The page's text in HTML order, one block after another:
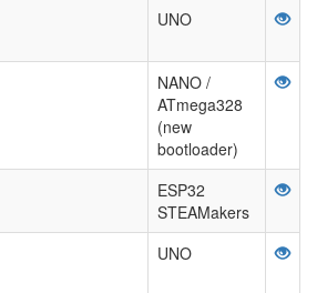
UNO
NANO /
ATmega328
(new
bootloader)
ESP32
STEAMakers
UNO